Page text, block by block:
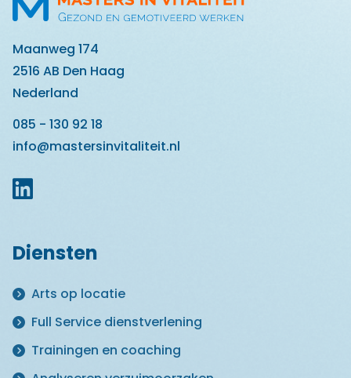
Maanweg 174
2516 AB Den Haag
Nederland
085 - 130 92 18
info@mastersinvitaliteit.nl
Diensten
Arts op locatie
Full Service dienstverlening
Trainingen en coaching